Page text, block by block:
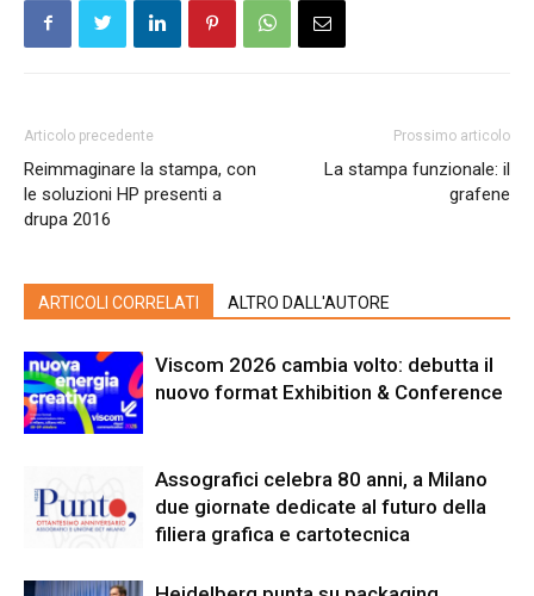
Articolo precedente
Reimmaginare la stampa, con
le soluzioni HP presenti a
drupa 2016
Prossimo articolo
La stampa funzionale: il
grafene
ARTICOLI CORRELATI ALTRO DALL'AUTORE
Viscom 2026 cambia volto: debutta il
nuovo format Exhibition & Conference
Assografici celebra 80 anni, a Milano
due giornate dedicate al futuro della
filiera grafica e cartotecnica